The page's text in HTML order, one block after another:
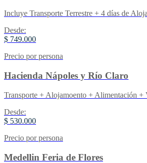
Incluye Transporte Terrestre + 4 días de
Desde:
$ 749.000
Precio por persona
Hacienda Nápoles y Río Claro
Transporte + Alojamoento + Alimentación +
Desde:
$ 530.000
Precio por persona
Medellin Feria de Flores